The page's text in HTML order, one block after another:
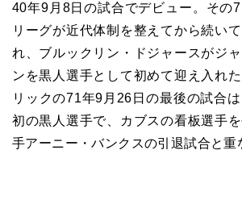
40年9月8日の試合でデビュー。その
リーグが近代体制を整えてから続い
れ、ブルックリン・ドジャースがジ
ンを黒人選手として初めて迎え入れ
リックの71年9月26日の最後の試合
初の黒人選手で、カブスの看板選手
手アーニー・バンクスの引退試合と重